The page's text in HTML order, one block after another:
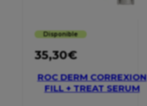
Disponible
35,30€
ROC DERM CORREXION
FILL + TREAT SERUM